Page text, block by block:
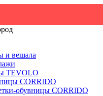
и вешала
TEVOLO
CORRIDO
обувницы CORRIDO